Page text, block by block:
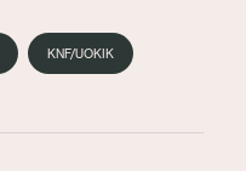
KNF/UOKIK